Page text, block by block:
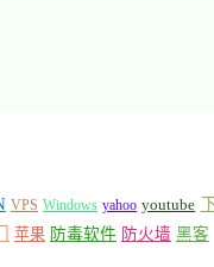
VPS Windows yahoo youtube
苹果 防毒软件 防火墙 黑客